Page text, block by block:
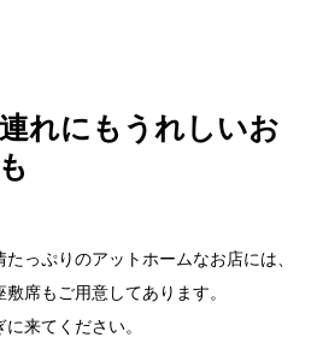
ア掲載 日々のこと
れにもうれしいお
たっぷりのアットホームなお店には、
席もご用意してあります。
来てください。